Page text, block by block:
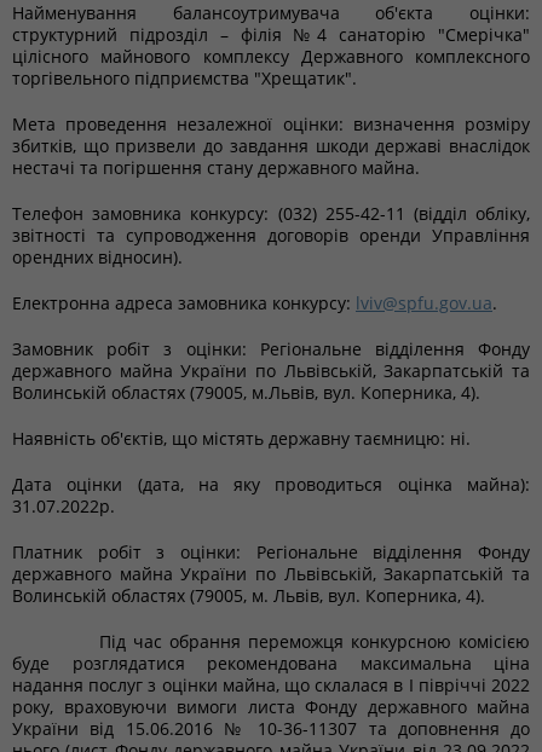
Найменування балансоутримувача об'єкта оцінки:
структурний підрозділ – філія №4 санаторію "Смерічка"
цілісного майнового комплексу Державного комплексного
торгівельного підприємства "Хрещатик".
Мета проведення незалежної оцінки: визначення розміру
збитків, що призвели до завдання шкоди державі внаслідок
нестачі та погіршення стану державного майна.
Телефон замовника конкурсу: (032) 255-42-11 (відділ обліку,
звітності та супроводження договорів оренди Управління
орендних відносин).
Електронна адреса замовника конкурсу: lviv@spfu.gov.ua.
Замовник робіт з оцінки: Регіональне відділення Фонду
державного майна України по Львівській, Закарпатській та
Волинській областях (79005, м.Львів, вул. Коперника, 4).
Наявність об'єктів, що містять державну таємницю: ні.
Дата оцінки (дата, на яку проводиться оцінка майна):
31.07.2022р.
Платник робіт з оцінки: Регіональне відділення Фонду
державного майна України по Львівській, Закарпатській та
Волинській областях (79005, м. Львів, вул. Коперника, 4).
Під час обрання переможця конкурсною комісією
буде розглядатися рекомендована максимальна ціна
надання послуг з оцінки майна, що склалася в I півріччі 2022
року, враховуючи вимоги листа Фонду державного майна
України від 15.06.2016 № 10-36-11307 та доповнення до